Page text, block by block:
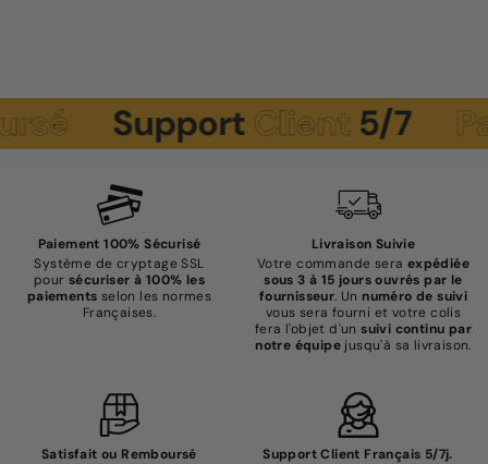
SupportClient5/7
Paiement 100% Sécurisé
Système de cryptage SSL
pour sécuriser à 100% les
paiements selon les normes
Françaises.
Livraison Suivie
Votre commande sera expédiée
sous 3 à 15 jours ouvrés par le
fournisseur. Un numéro de suivi
vous sera fourni et votre colis
fera l'objet d'unsuivi continu par
notre équipe jusqu'à sa livraison.
Satisfait ou Remboursé
Support Client Français 5/7j.